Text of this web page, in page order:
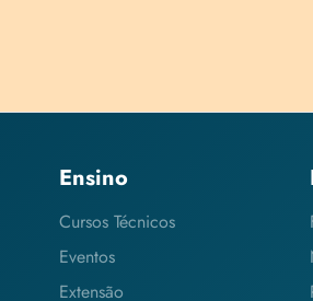
Ensino
Cursos Técnicos
Eventos
Extensão